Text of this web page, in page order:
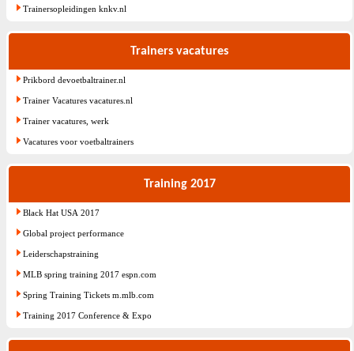
Trainersopleidingen knkv.nl
Trainers vacatures
Prikbord devoetbaltrainer.nl
Trainer Vacatures vacatures.nl
Trainer vacatures, werk
Vacatures voor voetbaltrainers
Training 2017
Black Hat USA 2017
Global project performance
Leiderschapstraining
MLB spring training 2017 espn.com
Spring Training Tickets m.mlb.com
Training 2017 Conference & Expo